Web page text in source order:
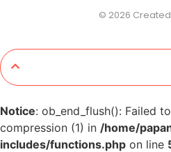
© 2026 Created
Notice: ob_end_flush(): Failed
compression (1) in /home/
includes/functions.php on line